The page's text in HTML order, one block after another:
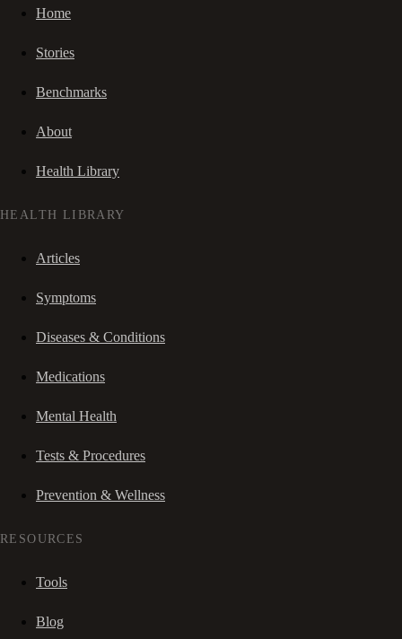
Home
Stories
Benchmarks
About
Health Library
HEALTH LIBRARY
Articles
Symptoms
Diseases & Conditions
Medications
Mental Health
Tests & Procedures
Prevention & Wellness
RESOURCES
Tools
Blog